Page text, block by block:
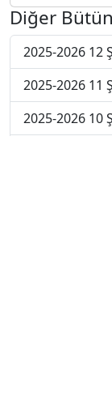
Diğer
2025-2026 12
2025-2026 11
2025-2026 10